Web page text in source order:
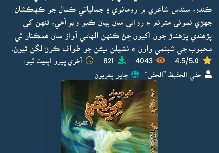
ڪندو، سندس شاعري ۾ رومانوي ۽ جمالياتي ڪمال جو ڪهڪشان
جهڙي نموني مترنم ۽ رواني سان بيان ڪيو ويو آهي، تنهن کي
پڙهندي پڙهندڙ جون اکيون ڄڻ ڪنهن الهامي آواز سان همڪنار ٿي
محبوب جي شبنمي وارن ۽ نشيلن نيڻن جو طواف ڪرڻ لڳن ٿيون.
4.5/5.0
4043
821 آخري ڀيرو اپڊيٽ ٿيو:
حفي الحفيظ ”الحفن“ ڇاپو پھريون